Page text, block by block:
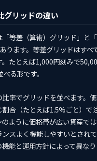
グリッドの違い
等差（算術）グリッド」と「
ります。等差グリッドはすべ
たとえば1,000円刻みで
る形です。
率でグリッドを並べます。
合（たとえば1.5%ごと）で
ように価格帯が広い資産で
スよく機能しやすいとされ
能と運用方針によって異なり